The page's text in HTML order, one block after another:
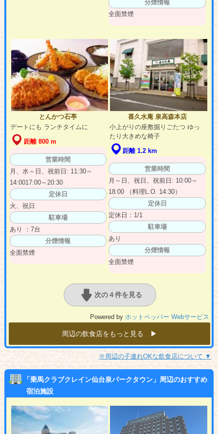
分煙情報
全面禁煙
とんかつ石亭
デートにも ランチタイムに
距離 800 m
営業時間
月、水～日、祝前日: 11:30～
14:0017:00～20:30
定休日
火、祝日
駐車場
あり ：7台
分煙情報
全面禁煙
喜久水庵 泉高森本店
小上がりの座敷掘りごたつ ゆっ
たり大きめな椅子
距離 1.2 km
営業時間
月～日、祝日、祝前日: 10:00～
18:00 （料理L.O. 14:30）
定休日
定休日：1/1
駐車場
あり
分煙情報
全面禁煙
次の４件を見る
Powered by ホットペッパー Webサービス
周辺の飲食店をもっと見る ▶︎
※周辺の子連れOKな飲食店について ▼
「乗馬クラブクレイン仙台泉パークタウン」周辺のおすすめ
宿泊施設